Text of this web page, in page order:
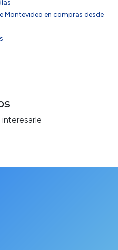
Montevideo en compras desde